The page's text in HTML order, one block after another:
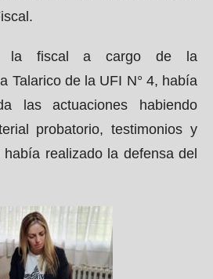
la fiscal a cargo de la
Talarico de la UFI N° 4, había
las actuaciones habiendo
probatorio, testimonios y
realizado la defensa del